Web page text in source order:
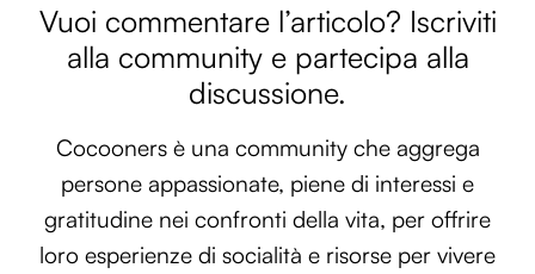
Vuoi commentare l’articolo? Iscriviti
alla community e partecipa alla
discussione.
Cocooners è una community che aggrega
persone appassionate, piene di interessi e
gratitudine nei confronti della vita, per offrire
loro esperienze di socialità e risorse per vivere